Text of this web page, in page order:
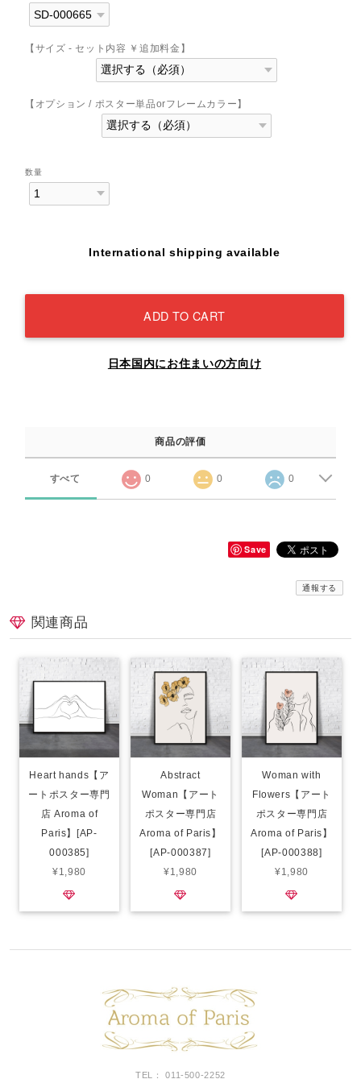
【サイズ - セット内容 ￥追加料金】
【オプション / ポスター単品orフレームカラー】
数量
International shipping available
ADD TO CART
日本国内にお住まいの方向け
商品の評価
すべて 0 0 0
Save
通報する
関連商品
Heart hands【ア
ートポスター専門
店 Aroma of
Paris】[AP-
000385]
¥1,980
Abstract
Woman【アート
ポスター専門店
Aroma of Paris】
[AP-000387]
¥1,980
Woman with
Flowers【アート
ポスター専門店
Aroma of Paris】
[AP-000388]
¥1,980
TEL： 011-500-2252